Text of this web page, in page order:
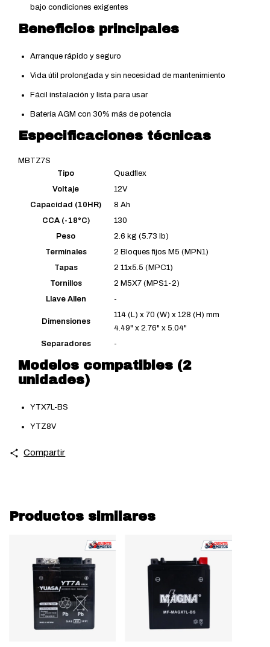
bajo condiciones exigentes
Beneficios principales
Arranque rápido y seguro
Vida útil prolongada y sin necesidad de mantenimiento
Fácil instalación y lista para usar
Batería AGM con 30% más de potencia
Especificaciones técnicas
MBTZ7S
Tipo
Quadflex
Voltaje
12V
Capacidad (10HR)
8 Ah
CCA (-18°C)
130
Peso
2.6 kg (5.73 lb)
Terminales
2 Bloques fijos M5 (MPN1)
Tapas
2 11x5.5 (MPC1)
Tornillos
2 M5X7 (MPS1-2)
Llave Allen
-
Dimensiones
114 (L) x 70 (W) x 128 (H) mm
4.49" x 2.76" x 5.04"
Separadores
-
Modelos compatibles (2
unidades)
YTX7L-BS
YTZ8V
Compartir
Productos similares